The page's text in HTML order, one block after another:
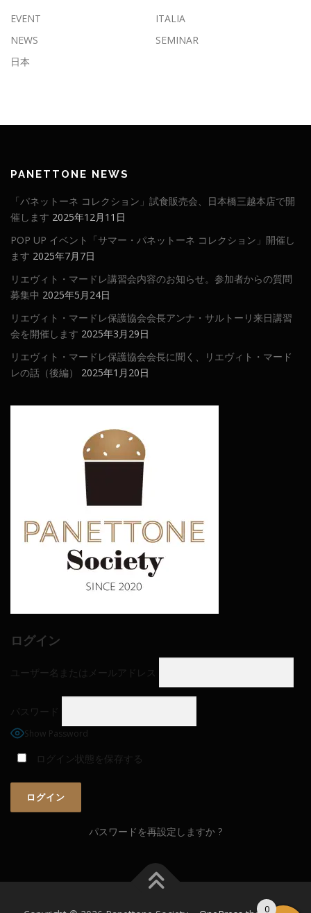
EVENT
ITALIA
NEWS
SEMINAR
日本
PANETTONE NEWS
「パネットーネ コレクション」試食販売会、日本橋三越本店で開
催します 2025年12月11日
POP UP イベント「サマー・パネットーネ コレクション」開催し
ます 2025年7月7日
リエヴィト・マードレ講習会内容のお知らせ。参加者からの質問
募集中 2025年5月24日
リエヴィト・マードレ保護協会会長アンナ・サルトーリ来日講習
会を開催します 2025年3月29日
リエヴィト・マードレ保護協会会長に聞く、リエヴィト・マード
レの話（後編）
2025年1月20日
ログイン
ユーザー名またはメールアドレス
パスワード
Show Password
ログイン状態を保存する
パスワードを再設定しますか ?
0